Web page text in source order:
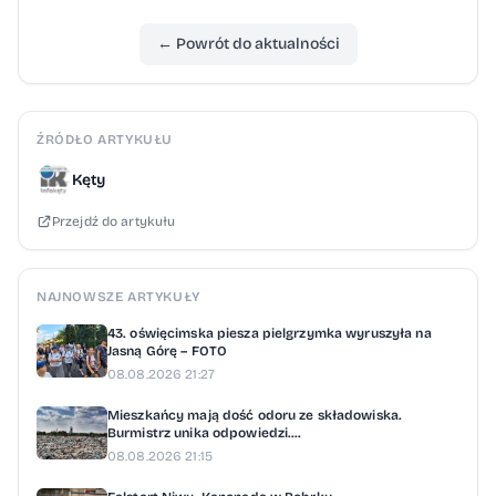
← Powrót do aktualności
ŹRÓDŁO ARTYKUŁU
Kęty
Przejdź do artykułu
NAJNOWSZE ARTYKUŁY
43. oświęcimska piesza pielgrzymka wyruszyła na
Jasną Górę – FOTO
08.08.2026 21:27
Mieszkańcy mają dość odoru ze składowiska.
Burmistrz unika odpowiedzi....
08.08.2026 21:15